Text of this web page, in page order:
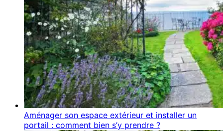
Aménager son espace extérieur et installer un
portail : comment bien s’y prendre ?